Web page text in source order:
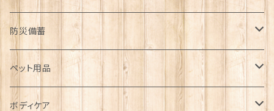
インテリア
カゴ・バスケット
エコバッグ
服飾雑貨
帽子
アクセサリー
キッチン雑貨
食器
ガーデン雑貨
アウター
コート
ダウン
トップス
長袖
ボトムス
防災備蓄
防災用品
下着
食料
ペット用品
ドライフード
ボディケア